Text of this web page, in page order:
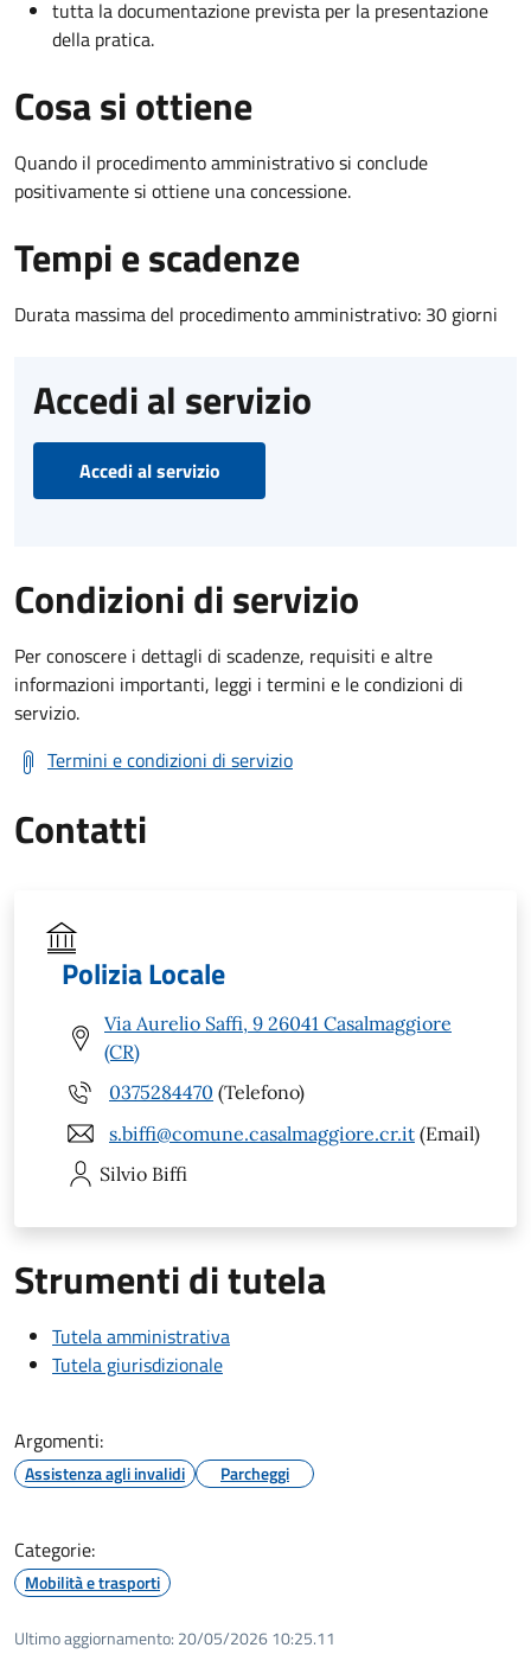
tutta la documentazione prevista per la presentazione
della pratica.
Cosa si ottiene
Quando il procedimento amministrativo si conclude
positivamente si ottiene una concessione.
Tempi e scadenze
Durata massima del procedimento amministrativo: 30 giorni
Accedi al servizio
Accedi al servizio
Condizioni di servizio
Per conoscere i dettagli di scadenze, requisiti e altre
informazioni importanti, leggi i termini e le condizioni di
servizio.
Termini e condizioni di servizio
Contatti
Polizia Locale
Via Aurelio Saffi, 9 26041 Casalmaggiore
(CR)
0375284470 (Telefono)
s.biffi@comune.casalmaggiore.cr.it (Email)
Silvio Biffi
Strumenti di tutela
Tutela amministrativa
Tutela giurisdizionale
Argomenti:
Assistenza agli invalidi Parcheggi
Categorie:
Mobilità e trasporti
Ultimo aggiornamento: 20/05/2026 10:25.11